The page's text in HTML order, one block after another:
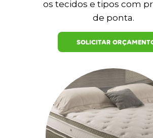
os tecidos e tipos com
de ponta.
SOLICITAR